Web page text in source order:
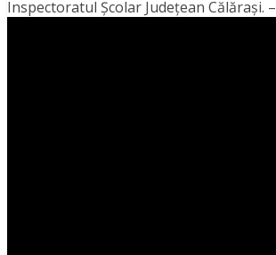
Inspectoratul Școlar Județean Călărași. –